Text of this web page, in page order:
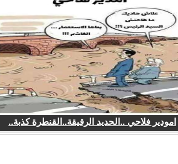
امودير فلاحي ..الحديد الرقيقة..القنطرة كذبة..